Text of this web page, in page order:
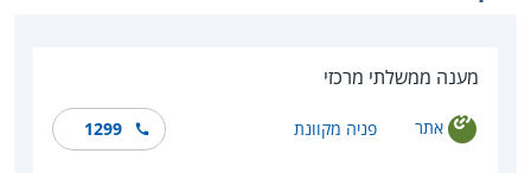
מענה ממשלתי מרכזי
אתר פניה מקוונת 1299